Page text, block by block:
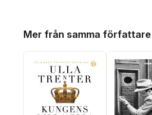
Mer från samma författare